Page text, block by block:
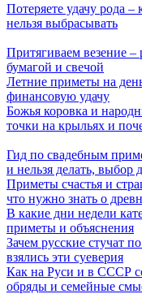
Потеряете удачу рода
нельзя выбрасывать
Притягиваем везение –
бумагой и свечой
Летние приметы на
финансовую удачу
Божья коровка и
точки на крыльях и
Гид по свадебным
и нельзя делать, выбор
Приметы счастья и
что нужно знать о
В какие дни недели
приметы и объяснения
Зачем русские стучат
взялись эти суеверия
Как на Руси и в СССР
обряды и семейные